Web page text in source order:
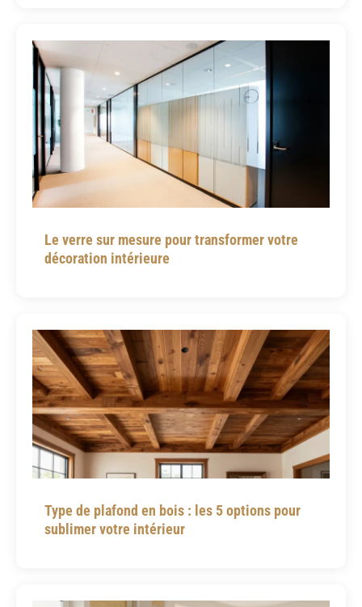
Le verre sur mesure pour transformer votre
décoration intérieure
Type de plafond en bois : les 5 options pour
sublimer votre intérieur